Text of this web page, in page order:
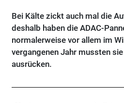
Bei Kälte zickt auch mal die
deshalb haben die ADAC-
normalerweise vor allem im
vergangenen Jahr mussten
ausrücken.